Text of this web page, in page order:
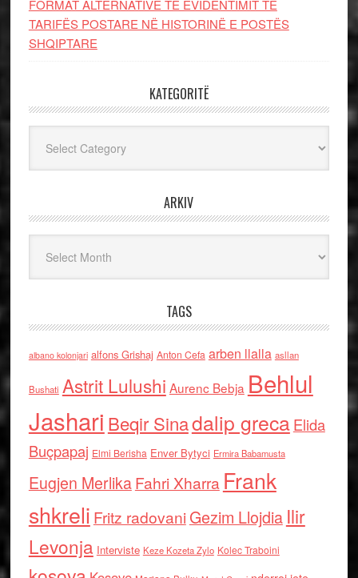
FORMAT ALTERNATIVE TË EVIDENTIMIT TË
TARIFËS POSTARE NË HISTORINË E POSTËS
SHQIPTARE
KATEGORITË
ARKIV
TAGS
albano kolonjari alfons Grishaj Anton Cefa arben llalla asllan
Bushati Astrit Lulushi Aurenc Bebja Behlul
Jashari Beqir Sinadalip grecaElida
Buçpapaj Elmi Berisha Enver Bytyci Ermira Babamusta
Eugjen MerlikaFahri Xharra Frank
shkreli Fritz radovaniGezim Llojdia Ilir
Levonja Interviste Keze Kozeta Zylo Kolec Traboini